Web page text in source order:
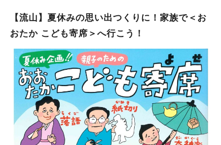
盆踊り (子ども中心→休憩→一般) 20:30～ 抽選会 ※内容は変
は、混乱を避けるため、及び公平を期すため、会場で事前に有料
引換券(200枚)を発行します 明原まつりは、8/19・20と他のお祭
りと比較的して遅めの開催なので、被らずに行くことが出来そう
です♪ 最後の夏の思い出にいかがでしょうか？ 明原町会の公式
ホームページもあるので、是非ご覧になってみてください！ ☆
公式ホームページはこちらから 最後までご覧いただき、ありが
とうございました！
【流山】夏休みの思い出つくりに！家族で＜お
おたか こども寄席＞へ行こう！